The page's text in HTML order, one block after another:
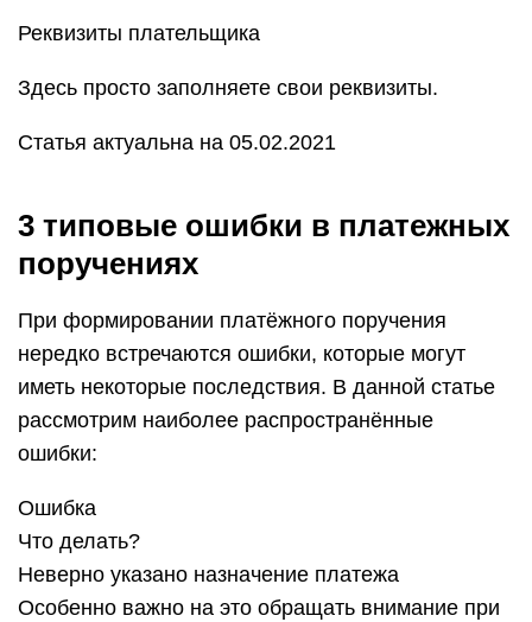
Реквизиты плательщика
Здесь просто заполняете свои реквизиты.
Статья актуальна на 05.02.2021
3 типовые ошибки в платежных
поручениях
При формировании платёжного поручения
нередко встречаются ошибки, которые могут
иметь некоторые последствия. В данной статье
рассмотрим наиболее распространённые
ошибки:
Ошибка
Что делать?
Неверно указано назначение платежа
Особенно важно на это обращать внимание при